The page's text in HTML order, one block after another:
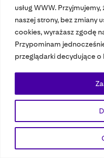
usług WWW.
naszej strony, bez zmiany
cookies, wyrażasz zgodę
Przypominam
przeglądarki decydujące
© 2023 Bauer Media Group,
Polityka prywatności
Dane